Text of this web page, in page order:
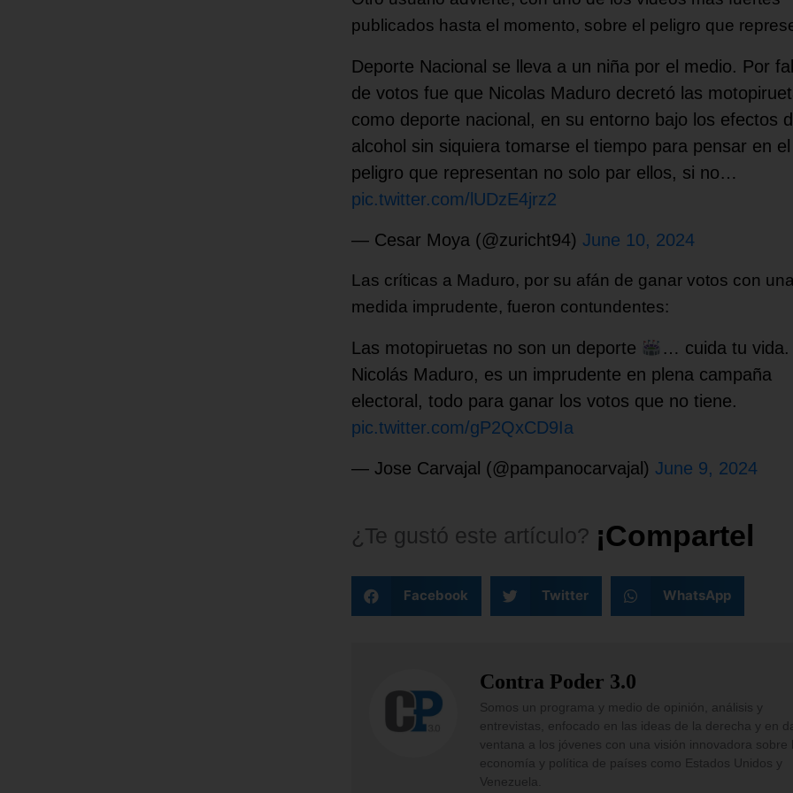
publicados hasta el momento, sobre el peligro que
Deporte Nacional se lleva a un niña por el medio. Por
de votos fue que Nicolas Maduro decretó las
como deporte nacional, en su entorno bajo los efectos
alcohol sin siquiera tomarse el tiempo para pensar en el
peligro que representan no solo par ellos, si no…
pic.twitter.com/lUDzE4jrz2
— Cesar Moya (@zuricht94) June 10, 2024
Las críticas a Maduro, por su afán de ganar votos con una
medida imprudente, fueron contundentes:
Las motopiruetas no son un deporte
… cuida tu vida.
Nicolás Maduro, es un imprudente en plena campaña
electoral, todo para ganar los votos que no tiene.
pic.twitter.com/gP2QxCD9Ia
— Jose Carvajal (@pampanocarvajal) June 9, 2024
¿Te gustó este artículo? ¡Compartel
Facebook Twitter WhatsApp
Contra Poder 3.0
Somos un programa y medio de opinión, análisis y
entrevistas, enfocado en las ideas de la derecha y en
ventana a los jóvenes con una visión innovadora sobre
economía y política de países como Estados Unidos y
Venezuela.